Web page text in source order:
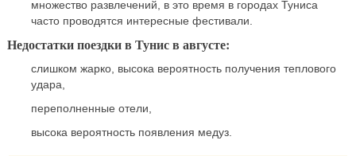
множество развлечений, в это время в городах Туниса
часто проводятся интересные фестивали.
Недостатки поездки в Тунис в августе:
слишком жарко, высока вероятность получения теплового
удара,
переполненные отели,
высока вероятность появления медуз.